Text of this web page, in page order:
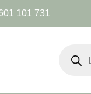
101 731
productos